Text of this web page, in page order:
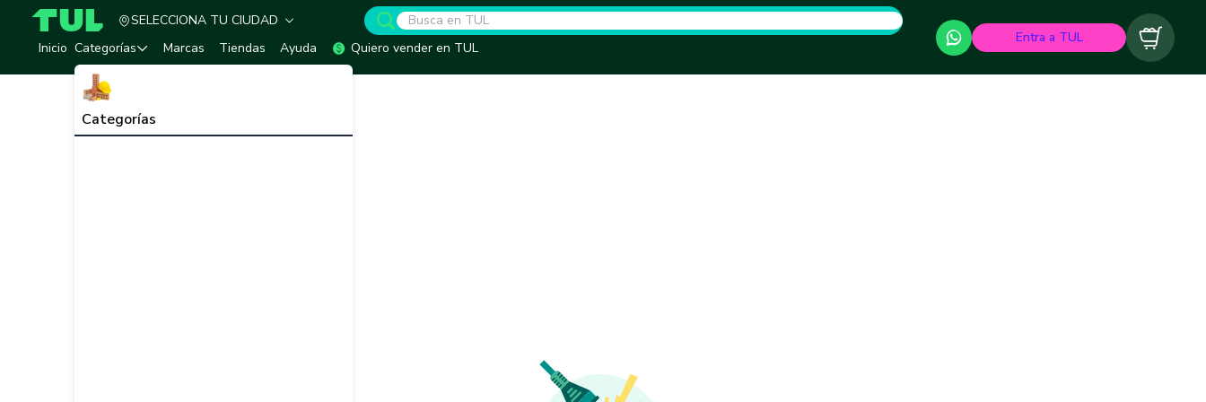
TUL - Tu Marketplace de Construcción
SELECCIONA TU CIUDAD
Inicio Categorías
Categorías
Marcas Tiendas Ayuda Quiero vender en TUL
Entra a TUL Carrito